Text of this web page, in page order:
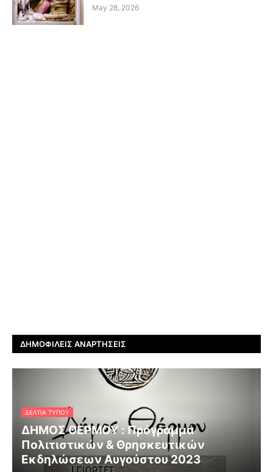
May 28, 2026
ΔΗΜΟΦΙΛΕΊΣ ΑΝΑΡΤΉΣΕΙΣ
ΔΕΛΤΊΑ ΤΎΠΟΥ
ΔΗΜΟΣ ΘΕΡΜΟΥ : Πρόγραμμα
Πολιτιστικών & Θρησκευτικών
Εκδηλώσεων Αυγούστου 2023